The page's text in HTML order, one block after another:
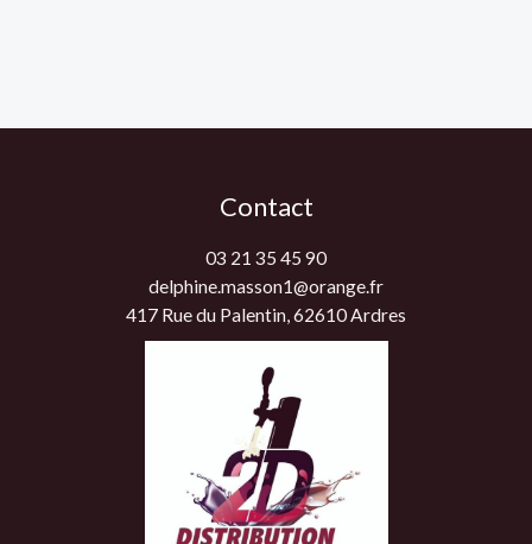
Contact
03 21 35 45 90
delphine.masson1@orange.fr
417 Rue du Palentin, 62610 Ardres